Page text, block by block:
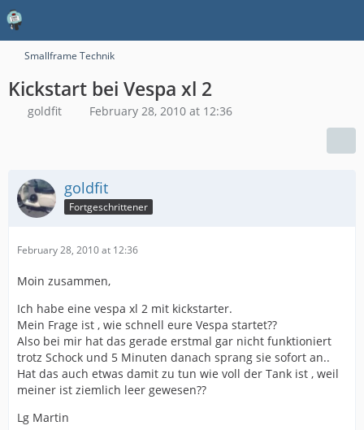
Smallframe Technik
Kickstart bei Vespa xl 2
goldfit February 28, 2010 at 12:36
goldfit
Fortgeschrittener
February 28, 2010 at 12:36
Moin zusammen,
Ich habe eine vespa xl 2 mit kickstarter.
Mein Frage ist , wie schnell eure Vespa startet??
Also bei mir hat das gerade erstmal gar nicht funktioniert
trotz Schock und 5 Minuten danach sprang sie sofort an..
Hat das auch etwas damit zu tun wie voll der Tank ist , weil
meiner ist ziemlich leer gewesen??
Lg Martin